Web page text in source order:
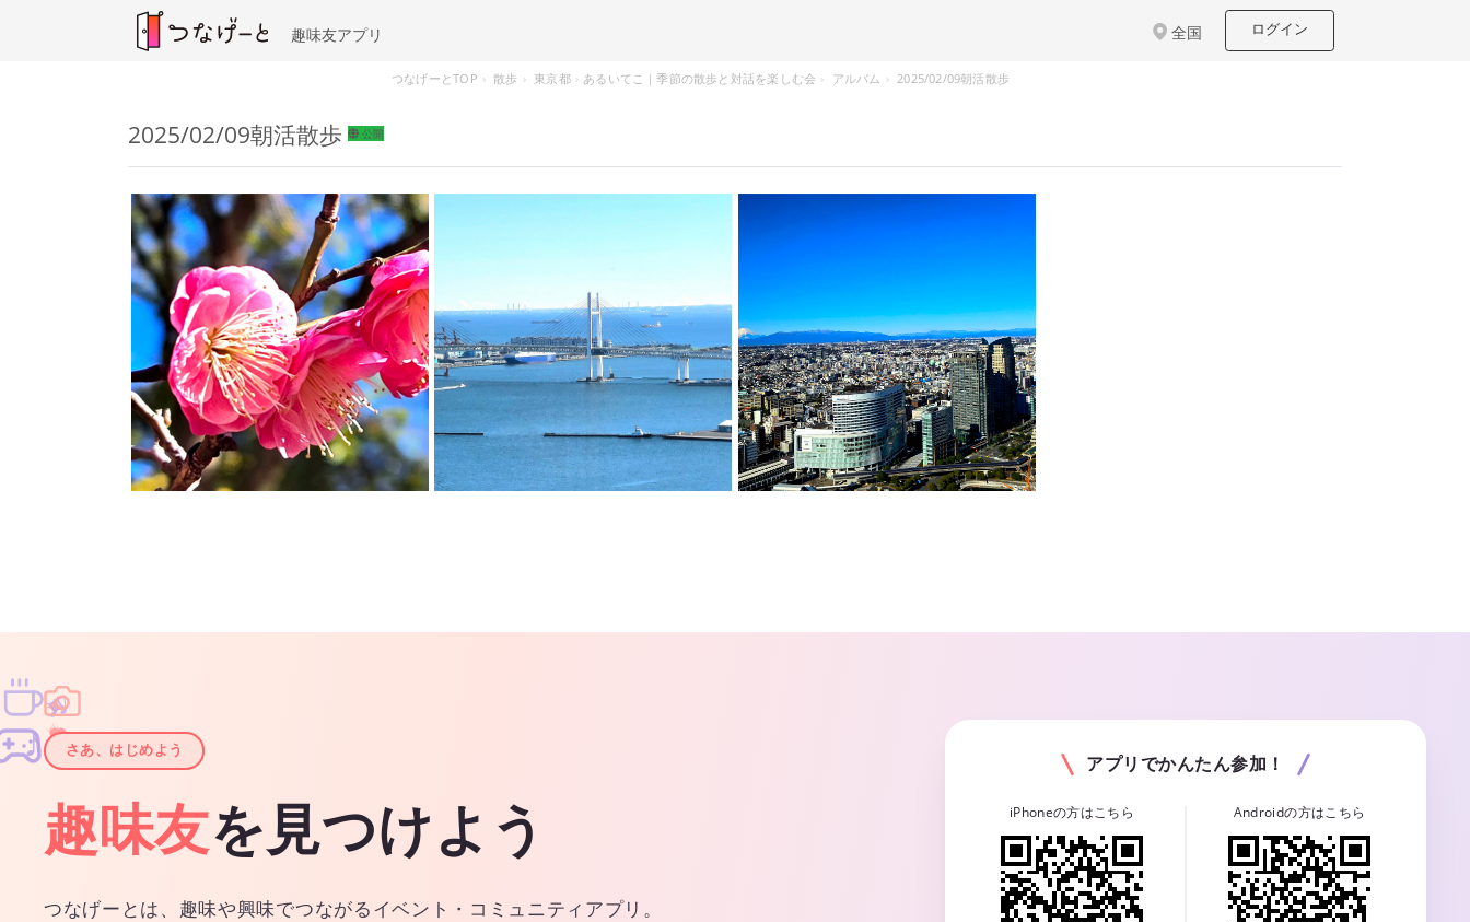
趣味友アプリ 全国 ログイン
つなげーとTOP 散歩 東京都 ​​あるいてこ｜季節の散歩と対話を楽しむ会 アルバム 2025/02/09朝活散歩
2025/02/09朝活散歩 公開
✦
✦
✧
✧
♪
♫
さあ、はじめよう
趣味友を見つけよう
つなげーとは、趣味や興味でつながるイベント・コミュニティアプリ。
アプリでかんたん参加！
iPhoneの方はこちら Androidの方はこちら